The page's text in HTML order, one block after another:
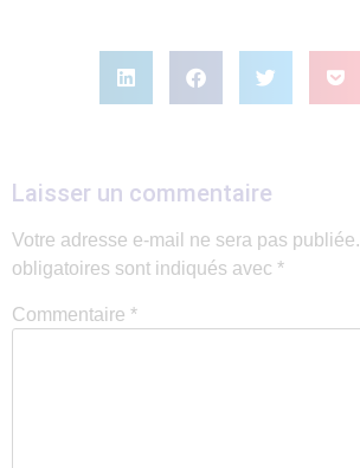
Laisser un commentaire
Votre adresse e-mail ne sera pas publiée.
obligatoires sont indiqués avec *
Commentaire *